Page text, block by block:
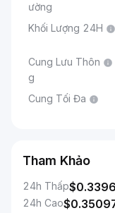
ường
Khối Lượng 24H
Cung Lưu Thôn
g
Cung Tối Đa
Tham Khảo
24h Thấp$
24h Cao$